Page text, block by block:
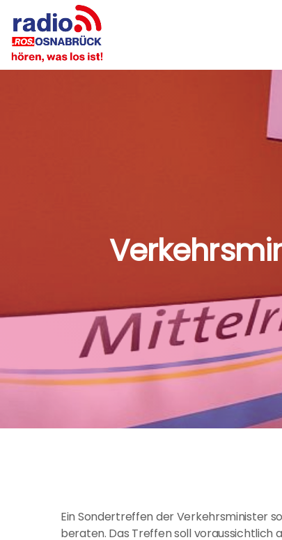
Ein Sondertreffen der Verkehrsminister
beraten. Das Treffen soll voraussichtlich